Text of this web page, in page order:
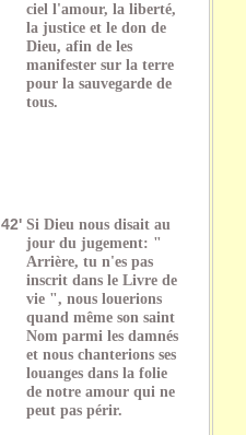
ciel l'amour, la liberté,
la justice et le don de
Dieu, afin de les
manifester sur la terre
pour la sauvegarde de
tous.
42' Si Dieu nous disait au
jour du jugement: "
Arrière, tu n'es pas
inscrit dans le Livre de
vie ", nous louerions
quand même son saint
Nom parmi les damnés
et nous chanterions ses
louanges dans la folie
de notre amour qui ne
peut pas périr.